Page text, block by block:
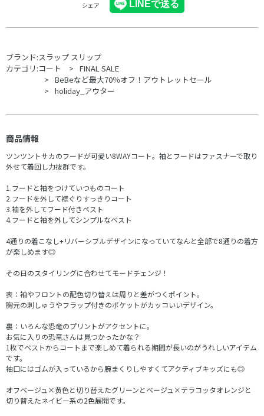
シェア
ブランド:スラップ スリップ
カテゴリ:コート
FINAL SALE
BeBeなど最大70％オフ！アウトレットセール
holiday_アウター
商品情報
ツンツントサカのフードが可愛い8WAYコート。袖とフードはファスナーで取り
外せて着回し力抜群です。
1.フードと袖をつけていつものコート
2.フードを外して襟ぐりすっきりコート
3.袖を外してフード付きベスト
4.フードと袖を外してシンプルなベスト
4通りの着こなし+リバーシブルデザインになっていてなんと全部で8通りの着方
が楽しめます◎
その日のスタイリングに合わせてモードチェンジ！
表：袖やフロントの配色切り替えは周りと差がつくポイント。
胸元の刺しゅうやフラップ付きのポケットがカッコいいデザイン。
裏：いろんな恐竜のプリントがアクセントに。
お気に入りの恐竜さんは見つかったかな？
1枚でベストからコートまで楽しめて着られる期間が長いのがうれしいアイテム
です。
袖口にはゴムが入っているから腕まくりしやすくてアクティブキッズにも◎
オフベージュ×黄色と切り替えたグリーンとベージュ×テラコッタオレンジと
切り替えたネイビー系の2色展開です。